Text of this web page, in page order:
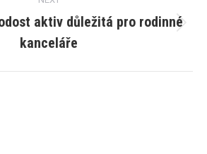
post:
aktiv důležitá pro rodinné
kanceláře